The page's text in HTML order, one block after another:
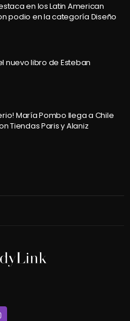
en los Latin American
podio en la categoría Diseño
nuevo libro de Esteban
María Pombo llega a Chile
Tiendas Paris y Alaniz